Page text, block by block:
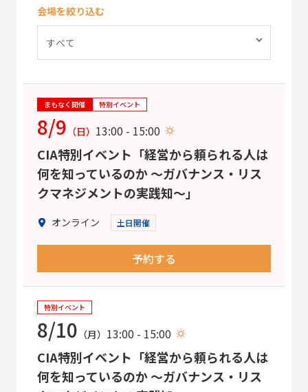
会場を絞り込む
まもなく開催 特別イベント
8/9 （日） 13:00 - 15:00
CIA特別イベント「経営から頼られる人は
何を知っているのか ～ガバナンス・リス
クマネジメントの実践知～」
オンライン 土日開催
予約する
特別イベント
8/10 （月） 13:00 - 15:00
CIA特別イベント「経営から頼られる人は
何を知っているのか ～ガバナンス・リス